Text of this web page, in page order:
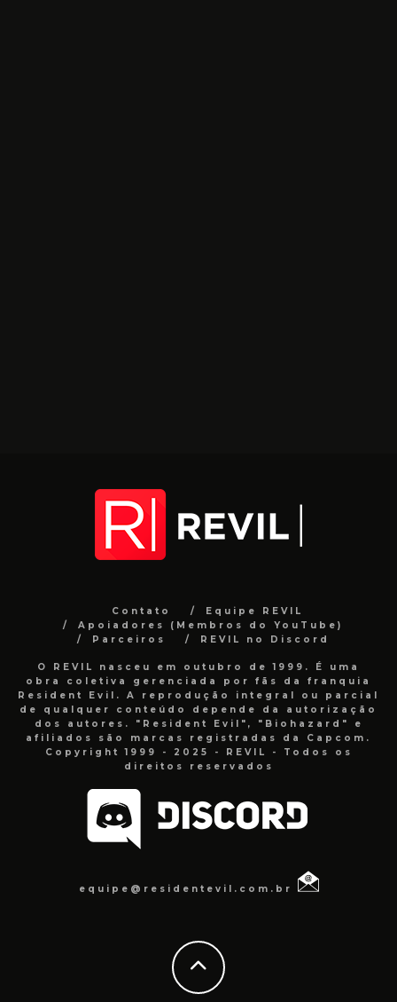
Contato
Equipe REVIL
Apoiadores (Membros do YouTube)
Parceiros
REVIL no Discord
O REVIL nasceu em outubro de 1999. É uma
obra coletiva gerenciada por fãs da franquia
Resident Evil. A reprodução integral ou parcial
de qualquer conteúdo depende da autorização
dos autores. "Resident Evil", "Biohazard" e
afiliados são marcas registradas da Capcom.
Copyright 1999 - 2025 - REVIL - Todos os
direitos reservados
equipe@residentevil.com.br